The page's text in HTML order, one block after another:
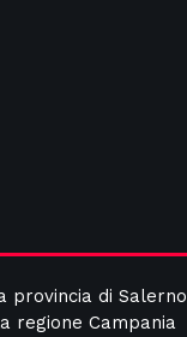
provincia di Salerno
regione Campania